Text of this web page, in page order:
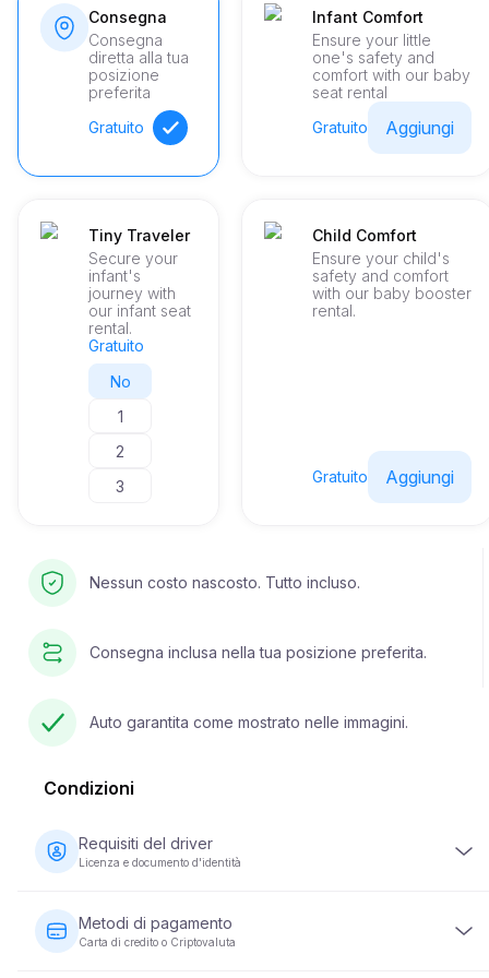
Consegna
Consegna
diretta alla tua
posizione
preferita
Gratuito
Infant Comfort
Ensure your little
one's safety and
comfort with our baby
seat rental
Gratuito
Aggiungi
Tiny Traveler
Secure your
infant's
journey with
our infant seat
rental.
Gratuito
No
1
2
3
Child Comfort
Ensure your child's
safety and comfort
with our baby booster
rental.
Gratuito Aggiungi
Nessun costo nascosto. Tutto incluso.
Consegna inclusa nella tua posizione preferita.
Auto garantita come mostrato nelle immagini.
Condizioni
Requisiti del driver
Licenza e documento d'identità
patente di guida valida. È inoltre richiesto un documento di
identità (passaporto o carta d'identità nazionale). Alcuni
veicoli possono richiedere che il conducente abbia la
Metodi di pagamento
Carta di credito o Criptovaluta